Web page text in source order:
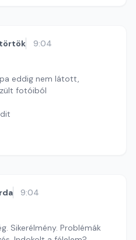
9:04
eddig nem látott,
fotóiból
9:04
Sikerélmény. Problémák